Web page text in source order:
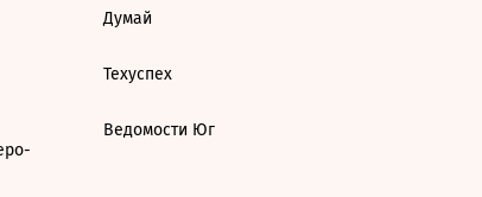
Думай
Техуспех
Ведомости Юг